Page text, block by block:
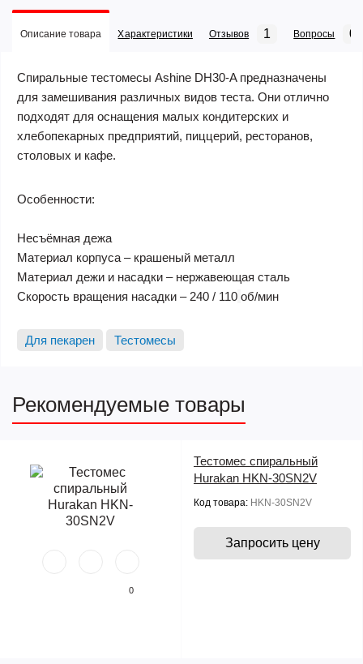
Описание товара Характеристики Отзывов 1 Вопросы 0
Спиральные тестомесы Ashine DH30-A предназначены
для замешивания различных видов теста. Они отлично
подходят для оснащения малых кондитерских и
хлебопекарных предприятий, пиццерий, ресторанов,
столовых и кафе.
Особенности:
Несъёмная дежа
Материал корпуса – крашеный металл
Материал дежи и насадки – нержавеющая сталь
Скорость вращения насадки – 240 / 110 об/мин
Для пекарен Тестомесы
Рекомендуемые товары
0
Тестомес спиральный
Hurakan HKN-30SN2V
Код товара: HKN-30SN2V
Запросить цену